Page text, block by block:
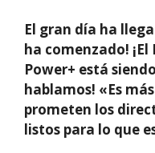
El gran día ha
ha comenzado! ¡El
Power+ está
hablamos! «Es
prometen los
listos para lo que